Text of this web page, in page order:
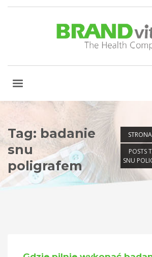
POSTS
SNU
Tag: badanie
snu
poligrafem